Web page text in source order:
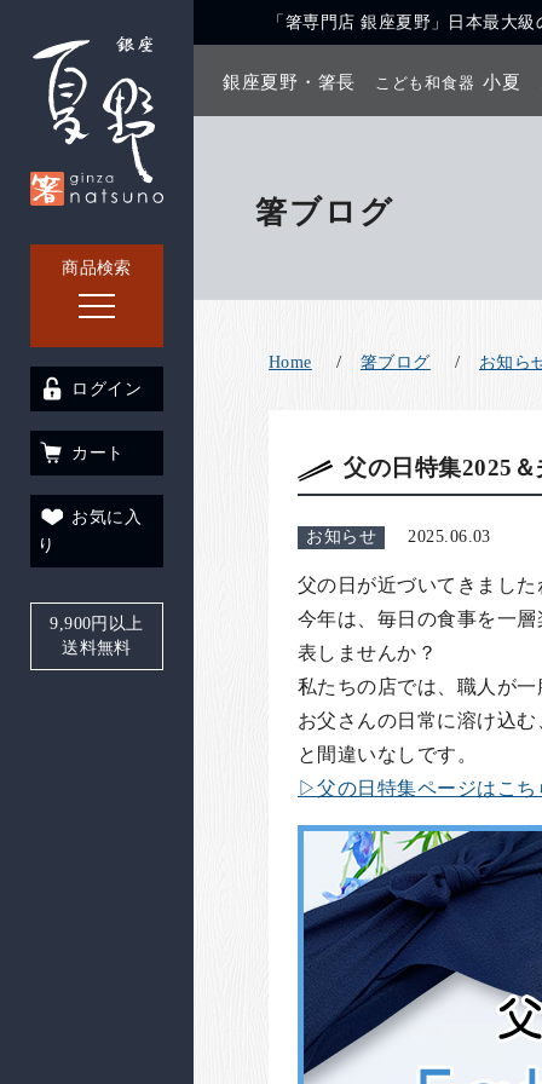
商品検索
「箸専門店 銀座夏野」日本最大
銀座夏野・箸長 こども和食器 小夏
ログイン
カート
お気に入
り
9,900円以上
送料無料
箸ブログ
Home 箸ブログ お知ら
父の日特集2025
お知らせ 2025.06.03
父の日が近づいてきました
今年は、毎日の食事を一
表しませんか？
私たちの店では、職人が
お父さんの日常に溶け込
と間違いなしです。
▷父の日特集ページはこち